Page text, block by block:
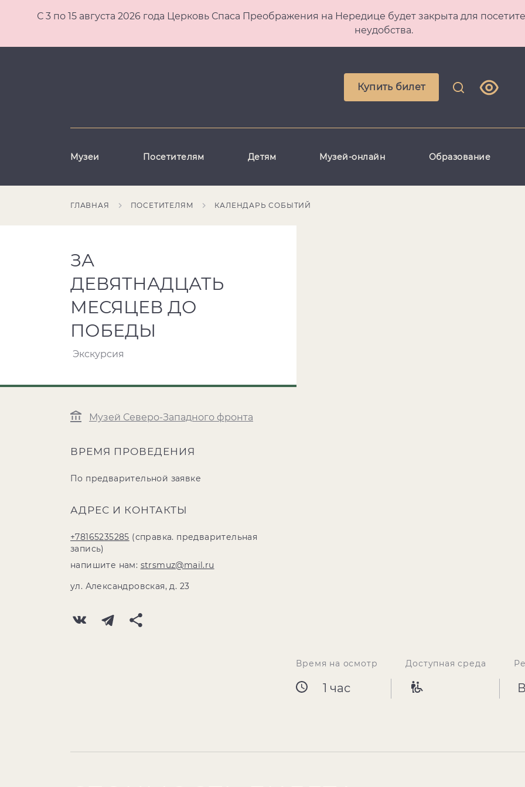
С 3 по 15 августа 2026 года Церковь Спаса Преображения на Нередице будет закрыта для
неудобства.
Купить билет
Музеи Посетителям Детям Музей-онлайн Образование
ГЛАВНАЯ ПОСЕТИТЕЛЯМ КАЛЕНДАРЬ СОБЫТИЙ
ЗА
ДЕВЯТНАДЦАТЬ
МЕСЯЦЕВ ДО
ПОБЕДЫ
Экскурсия
Музей Северо-Западного фронта
ВРЕМЯ ПРОВЕДЕНИЯ
По предварительной заявке
АДРЕС И КОНТАКТЫ
+78165235285 (справка. предварительная
запись)
напишите нам: strsmuz@mail.ru
ул. Александровская, д. 23
Время на осмотр
1 час
Доступная среда